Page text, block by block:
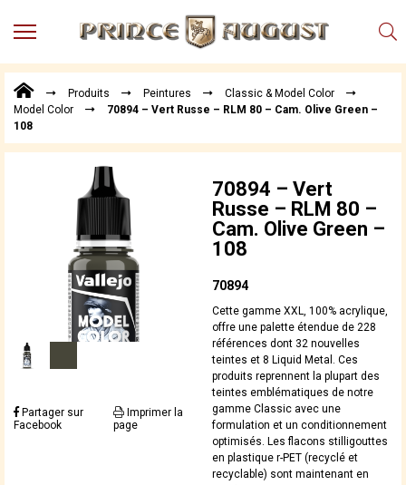
MENU
Points
de
Conseil
Actualités
Téléchargements
Techniques,
trucs et
astuces
Vidéos
Produits Peintures
Classic & Model Color
Model Color
70894 – Vert Russe – RLM 80 – Cam. Olive Green –
108
Partager sur
Facebook
Imprimer la
page
70894 – Vert
Russe – RLM 80 –
Cam. Olive Green –
108
70894
Cette gamme XXL, 100% acrylique,
offre une palette étendue de 228
références dont 32 nouvelles
teintes et 8 Liquid Metal. Ces
produits reprennent la plupart des
teintes emblématiques de notre
gamme Classic avec une
formulation et un conditionnement
optimisés. Les flacons stilligouttes
en plastique r-PET (recyclé et
recyclable) sont maintenant en